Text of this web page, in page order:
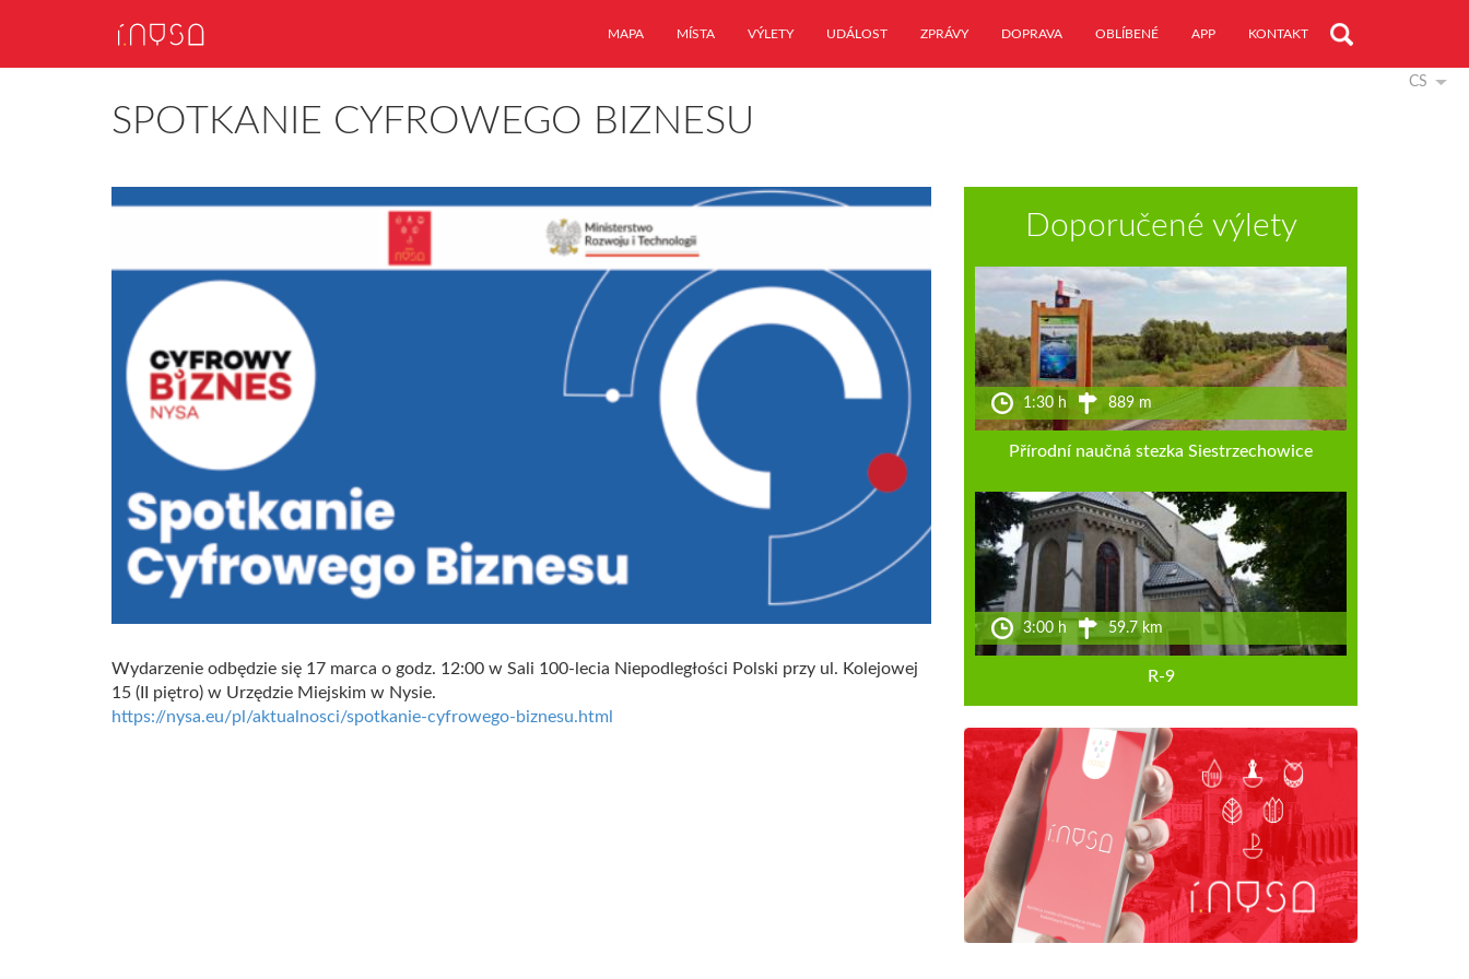
MAPA MÍSTA VÝLETY UDÁLOST ZPRÁVY DOPRAVA OBLÍBENÉ APP KONTAKT
CS
SPOTKANIE CYFROWEGO BIZNESU
Wydarzenie odbędzie się 17 marca o godz. 12:00 w Sali 100-lecia Niepodległości Polski przy ul. Kolejowej
15 (II piętro) w Urzędzie Miejskim w Nysie.
https://nysa.eu/pl/aktualnosci/spotkanie-cyfrowego-biznesu.html
Doporučené výlety
1:30 h 889 m
Přírodní naučná stezka Siestrzechowice
3:00 h 59.7 km
R-9